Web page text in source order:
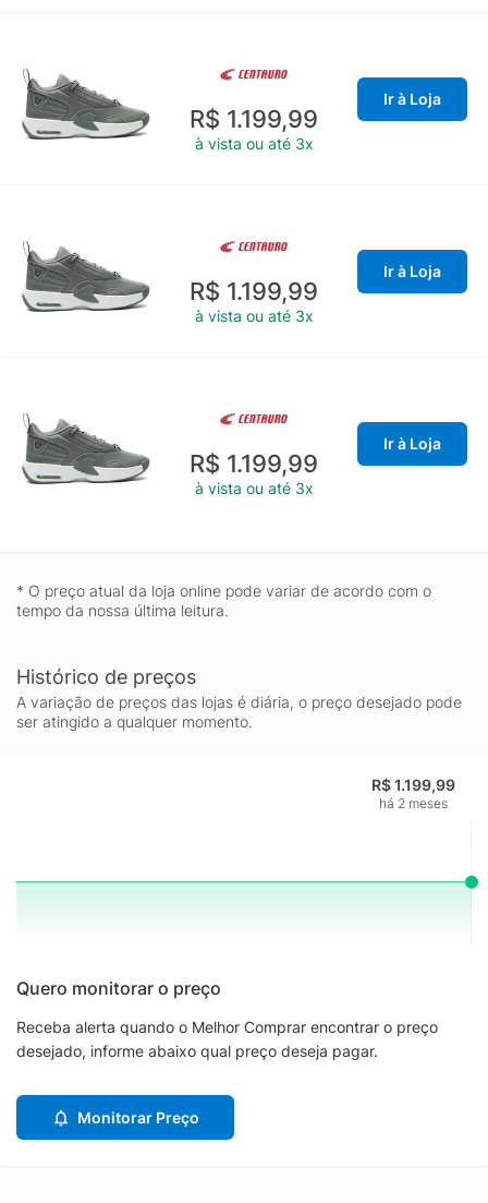
R$ 1.199,99
à vista ou até 3x
Ir à Loja
R$ 1.199,99
à vista ou até 3x
Ir à Loja
R$ 1.199,99
à vista ou até 3x
Ir à Loja
* O preço atual da loja online pode variar de acordo com o
tempo da nossa última leitura.
Histórico de preços
A variação de preços das lojas é diária, o preço desejado pode
ser atingido a qualquer momento.
R$ 1.199,99
há 2 meses
Quero monitorar o preço
Receba alerta quando o Melhor Comprar encontrar o preço
desejado, informe abaixo qual preço deseja pagar.
Monitorar Preço